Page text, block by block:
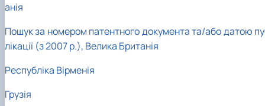
анія
Пошук за номером патентного документа та/або датою
лікації (з 2007 р.), Велика Британія
Республіка Вірменія
Грузія